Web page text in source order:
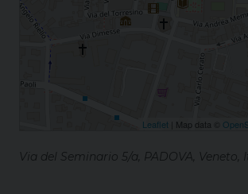
Leaflet | Map data ©
Via del Seminario 5/a, PADOVA, Veneto,